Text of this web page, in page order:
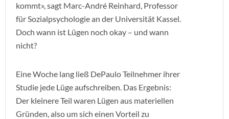
kommt», sagt Marc-André Reinhard, Professor
für Sozialpsychologie an der Universität Kassel.
Doch wann ist Lügen noch okay – und wann
nicht?
Eine Woche lang ließ DePaulo Teilnehmer ihrer
Studie jede Lüge aufschreiben. Das Ergebnis:
Der kleinere Teil waren Lügen aus materiellen
Gründen, also um sich einen Vorteil zu